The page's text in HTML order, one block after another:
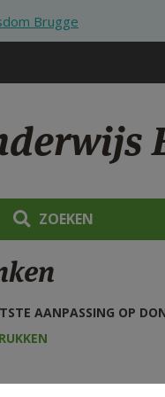
Brugge
ZOEKEN
AANPASSING OP